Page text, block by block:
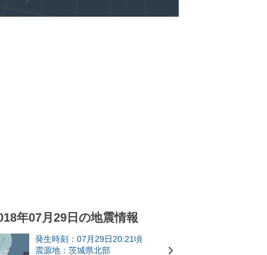
年07月29日の地震情報
発生時刻：07月29日20:21頃
震源地：茨城県北部